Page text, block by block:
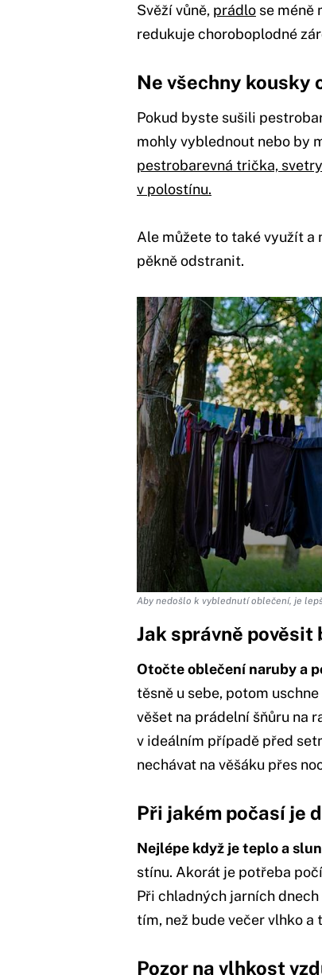
Svěží vůně, prádlo se méně
redukuje choroboplodné
Ne všechny kousky
Pokud byste sušili
mohly vyblednout nebo by
pestrobarevná trička,
v polostínu.
Ale můžete to také využít a
pěkně odstranit.
Aby nedošlo k vyblednutí oblečení, je
Jak správně pověsit
Otočte oblečení naruby a
těsně u sebe, potom
věšet na prádelní šňůru na
v ideálním případě před
nechávat na věšáku přes
Při jakém počasí je
Nejlépe když je teplo a
stínu. Akorát je potřeba
Při chladných jarních
tím, než bude večer vlhko a
Pozor na vlhkost